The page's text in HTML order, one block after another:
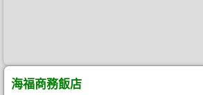
海福商務飯店